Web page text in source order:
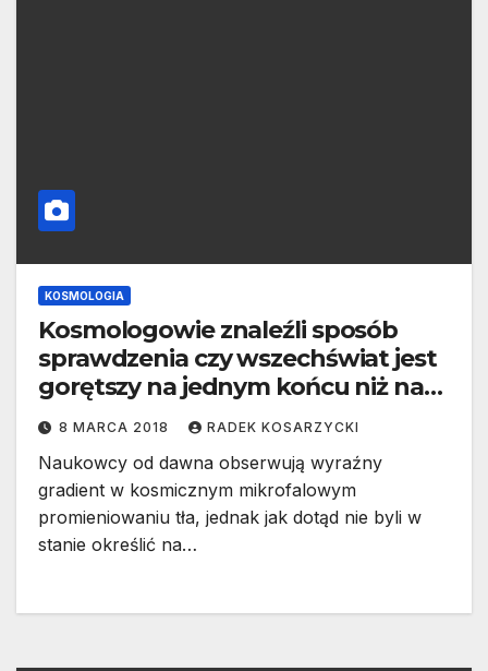
KOSMOLOGIA
Kosmologowie znaleźli sposób
sprawdzenia czy wszechświat jest
gorętszy na jednym końcu niż na
drugim
8 MARCA 2018 RADEK KOSARZYCKI
Naukowcy od dawna obserwują wyraźny
gradient w kosmicznym mikrofalowym
promieniowaniu tła, jednak jak dotąd nie byli w
stanie określić na…